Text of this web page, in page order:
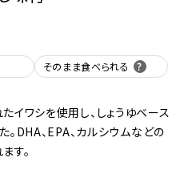
そのまま食べられる
イワシを使用し、しょうゆベース
。DHA、EPA、カルシウムなどの
す。